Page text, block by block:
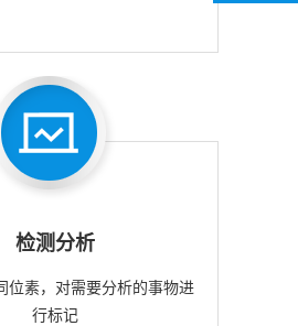
检测分析
位素，对需要分析的事物进
行标记